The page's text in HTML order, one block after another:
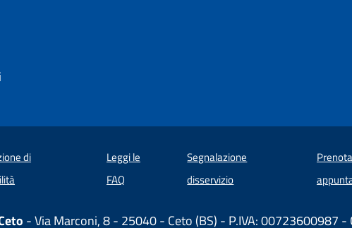
di
(apre in un'altra scheda).
Leggi le
FAQ
Segnalazione
disservizio
- Via Marconi, 8 - 25040 - Ceto (BS) - P.IVA: 00723600987 -